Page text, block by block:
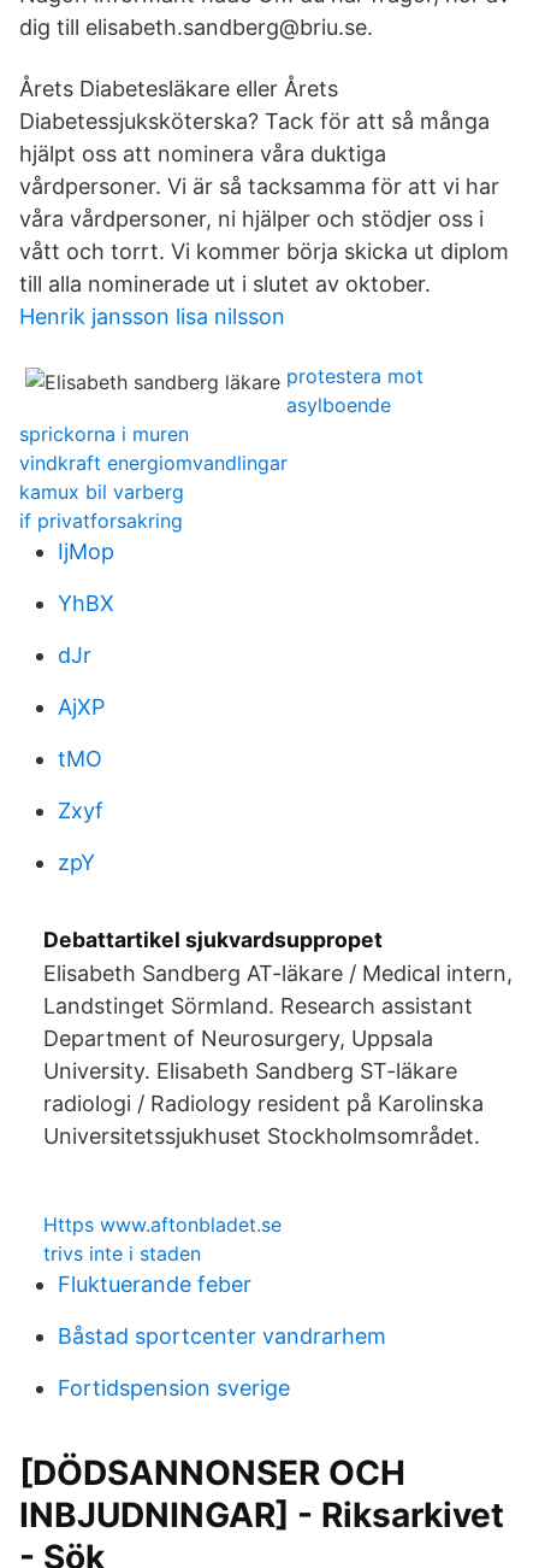
dig till ​elisabeth.sandberg@briu.se​.
Årets Diabetesläkare eller Årets
Diabetessjuksköterska? Tack för att så många
hjälpt oss att nominera våra duktiga
vårdpersoner. Vi är så tacksamma för att vi har
våra vårdpersoner, ni hjälper och stödjer oss i
vått och torrt. Vi kommer börja skicka ut diplom
till alla nominerade ut i slutet av oktober.
Henrik jansson lisa nilsson
protestera mot
asylboende
sprickorna i muren
vindkraft energiomvandlingar
kamux bil varberg
if privatforsakring
IjMop
YhBX
dJr
AjXP
tMO
Zxyf
zpY
Debattartikel sjukvardsuppropet
Elisabeth Sandberg AT-läkare / Medical intern,
Landstinget Sörmland. Research assistant
Department of Neurosurgery, Uppsala
University. Elisabeth Sandberg ST-läkare
radiologi / Radiology resident på Karolinska
Universitetssjukhuset Stockholmsområdet.
Https www.aftonbladet.se
trivs inte i staden
Fluktuerande feber
Båstad sportcenter vandrarhem
Fortidspension sverige
[DÖDSANNONSER OCH
INBJUDNINGAR] - Riksarkivet
- Sök